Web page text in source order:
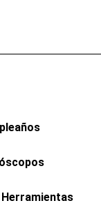
Herramientas